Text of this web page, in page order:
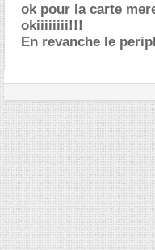
ok pour la carte
okiiiiiiii!!!
En revanche le